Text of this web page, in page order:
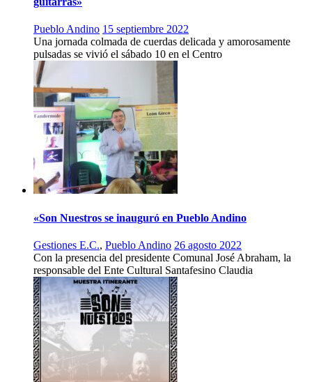
Pueblo Andino 15 septiembre 2022
Una jornada colmada de cuerdas delicada y amorosamente
pulsadas se vivió el sábado 10 en el Centro
«Son Nuestros se inauguró en Pueblo Andino
Gestiones E.C., Pueblo Andino 26 agosto 2022
Con la presencia del presidente Comunal José Abraham, la
responsable del Ente Cultural Santafesino Claudia